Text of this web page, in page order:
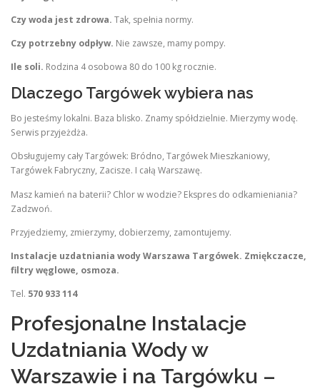
Czy woda jest zdrowa. Tak, spełnia normy.
Czy potrzebny odpływ. Nie zawsze, mamy pompy.
Ile soli. Rodzina 4 osobowa 80 do 100 kg rocznie.
Dlaczego Targówek wybiera nas
Bo jesteśmy lokalni. Baza blisko. Znamy spółdzielnie. Mierzymy wodę.
Serwis przyjeżdża.
Obsługujemy cały Targówek: Bródno, Targówek Mieszkaniowy,
Targówek Fabryczny, Zacisze. I całą Warszawę.
Masz kamień na baterii? Chlor w wodzie? Ekspres do odkamieniania?
Zadzwoń.
Przyjedziemy, zmierzymy, dobierzemy, zamontujemy.
Instalacje uzdatniania wody Warszawa Targówek. Zmiękczacze,
filtry węglowe, osmoza.
Tel. 570 933 114
Profesjonalne Instalacje
Uzdatniania Wody w
Warszawie i na Targówku –